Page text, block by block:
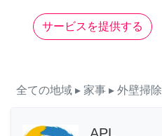
サービスを提供する
全ての地域 ▸ 家事 ▸ 外壁掃除